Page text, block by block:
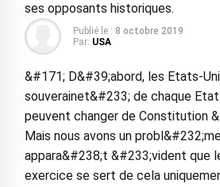
ses opposants historiques.
Publié le : 8 octobre 2019
Par: USA
&#171; D&#39;abord, les Etats-
souverainet&#233; de chaque
peuvent changer de Constitution
Mais nous avons un
appara&#238;t &#233;vident que
exercice se sert de cela